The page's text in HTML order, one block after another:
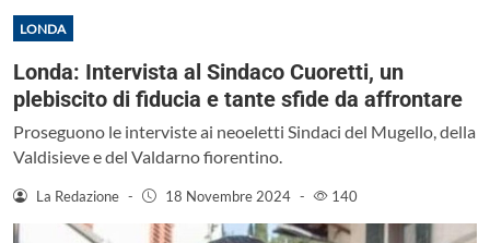
LONDA
Londa: Intervista al Sindaco Cuoretti, un
plebiscito di fiducia e tante sfide da affrontare
Proseguono le interviste ai neoeletti Sindaci del Mugello, della
Valdisieve e del Valdarno fiorentino.
La Redazione - 18 Novembre 2024 - 140